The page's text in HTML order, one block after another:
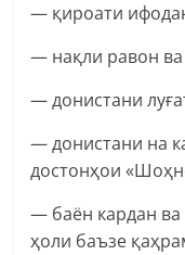
— қироати
— нақли равон
— донистани
— донистани на
достонҳои
— баён кардан
ҳоли баъзе